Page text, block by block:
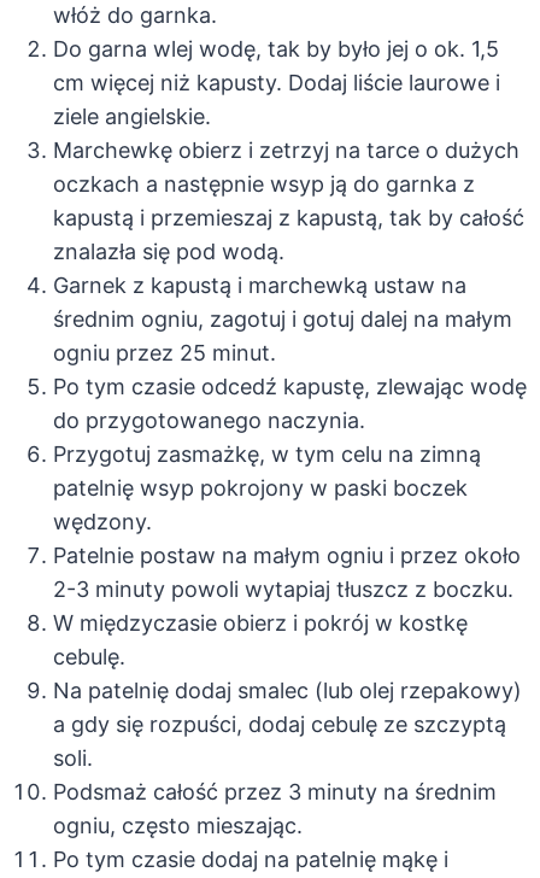
włóż do garnka.
Do garna wlej wodę, tak by było jej o ok. 1,5
cm więcej niż kapusty. Dodaj liście laurowe i
ziele angielskie.
Marchewkę obierz i zetrzyj na tarce o dużych
oczkach a następnie wsyp ją do garnka z
kapustą i przemieszaj z kapustą, tak by całość
znalazła się pod wodą.
Garnek z kapustą i marchewką ustaw na
średnim ogniu, zagotuj i gotuj dalej na małym
ogniu przez 25 minut.
Po tym czasie odcedź kapustę, zlewając wodę
do przygotowanego naczynia.
Przygotuj zasmażkę, w tym celu na zimną
patelnię wsyp pokrojony w paski boczek
wędzony.
Patelnie postaw na małym ogniu i przez około
2-3 minuty powoli wytapiaj tłuszcz z boczku.
W międzyczasie obierz i pokrój w kostkę
cebulę.
Na patelnię dodaj smalec (lub olej rzepakowy)
a gdy się rozpuści, dodaj cebulę ze szczyptą
soli.
Podsmaż całość przez 3 minuty na średnim
ogniu, często mieszając.
Po tym czasie dodaj na patelnię mąkę i